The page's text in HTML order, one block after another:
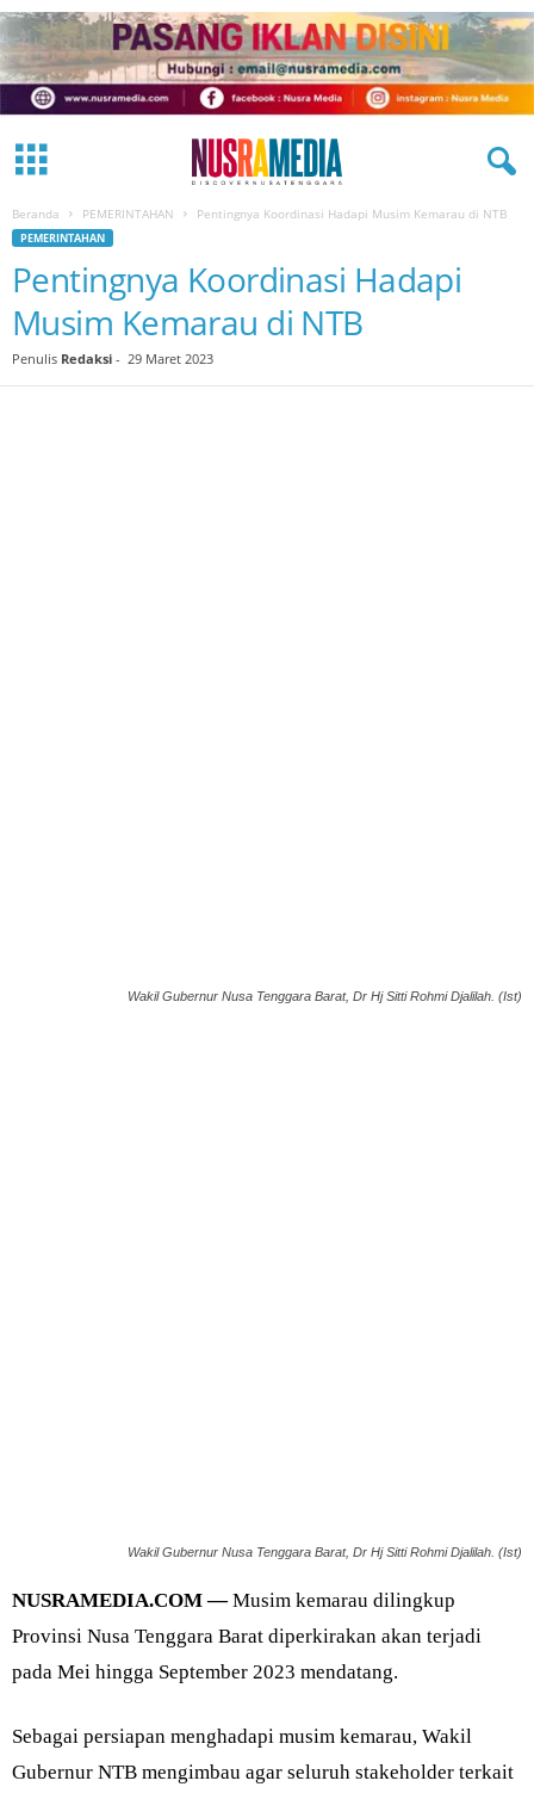
Beranda PEMERINTAHAN Pentingnya Koordinasi Hadapi Musim Kemarau di NTB
PEMERINTAHAN
Pentingnya Koordinasi Hadapi
Musim Kemarau di NTB
Penulis Redaksi - 29 Maret 2023
Wakil Gubernur Nusa Tenggara Barat, Dr Hj Sitti Rohmi Djalilah. (Ist)
Wakil Gubernur Nusa Tenggara Barat, Dr Hj Sitti Rohmi Djalilah. (Ist)
NUSRAMEDIA.COM —Musim kemarau dilingkup
Provinsi Nusa Tenggara Barat diperkirakan akan terjadi
pada Mei hingga September 2023 mendatang.
Sebagai persiapan menghadapi musim kemarau, Wakil
Gubernur NTB mengimbau agar seluruh stakeholder terkait